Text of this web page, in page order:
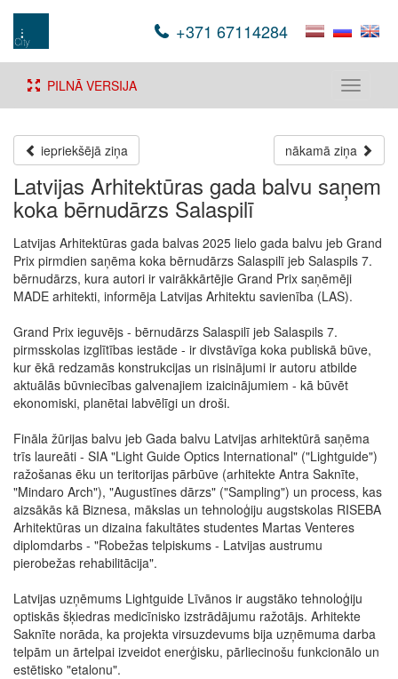
+371 67114284
Toggle
PILNĀ VERSIJA
iepriekšējā ziņa nākamā ziņa
Latvijas Arhitektūras gada balvu saņem
koka bērnudārzs Salaspilī
Latvijas Arhitektūras gada balvas 2025 lielo gada balvu jeb Grand
Prix pirmdien saņēma koka bērnudārzs Salaspilī jeb Salaspils 7.
bērnudārzs, kura autori ir vairākkārtējie Grand Prix saņēmēji
MADE arhitekti, informēja Latvijas Arhitektu savienība (LAS).
Grand Prix ieguvējs - bērnudārzs Salaspilī jeb Salaspils 7.
pirmsskolas izglītības iestāde - ir divstāvīga koka publiskā būve,
kur ēkā redzamās konstrukcijas un risinājumi ir autoru atbilde
aktuālās būvniecības galvenajiem izaicinājumiem - kā būvēt
ekonomiski, planētai labvēlīgi un droši.
Fināla žūrijas balvu jeb Gada balvu Latvijas arhitektūrā saņēma
trīs laureāti - SIA "Light Guide Optics International" ("Lightguide")
ražošanas ēku un teritorijas pārbūve (arhitekte Antra Saknīte,
"Mindaro Arch"), "Augustīnes dārzs" ("Sampling") un process, kas
aizsākās kā Biznesa, mākslas un tehnoloģiju augstskolas RISEBA
Arhitektūras un dizaina fakultātes studentes Martas Venteres
diplomdarbs - "Robežas telpiskums - Latvijas austrumu
pierobežas rehabilitācija".
Latvijas uzņēmums Lightguide Līvānos ir augstāko tehnoloģiju
optiskās šķiedras medicīnisko izstrādājumu ražotājs. Arhitekte
Saknīte norāda, ka projekta virsuzdevums bija uzņēmuma darba
telpām un ārtelpai izveidot enerģisku, pārliecinošu funkcionālo un
estētisko "etalonu".